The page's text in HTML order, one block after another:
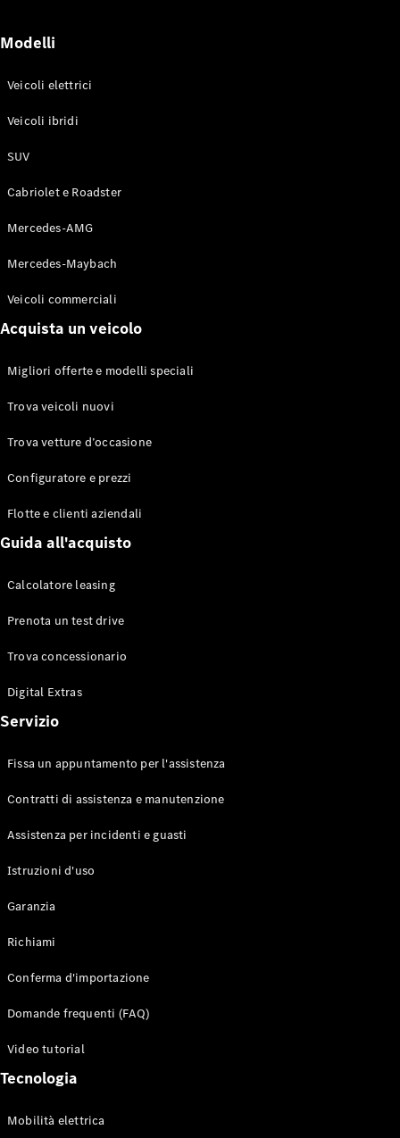
Classe G
Configuratore
Prenotare
una prova
su strada
Toute le
Station-
wagon
Shooting
Brake
CLA
Brake
Station-
Classe C
Classe E
wagon
Mercedes-
Prenotare
su strada
Classe A
Berlina
Modelli
Veicoli elettrici
Veicoli ibridi
SUV
Cabriolet e Roadster
Mercedes-AMG
Mercedes-Maybach
Veicoli commerciali
Acquista un veicolo
Migliori offerte e modelli speciali
Trova veicoli nuovi
Trova vetture d’occasione
Configuratore e prezzi
Flotte e clienti aziendali
Guida all'acquisto
Calcolatore leasing
Prenota un test drive
Trova concessionario
Digital Extras
Servizio
Fissa un appuntamento per l'assistenza
Contratti di assistenza e manutenzione
Assistenza per incidenti e guasti
Istruzioni d'uso
Garanzia
Richiami
Conferma d'importazione
Domande frequenti (FAQ)
Video tutorial
Tecnologia
Mobilità elettrica